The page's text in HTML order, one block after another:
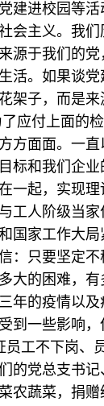
建进校园等
会主义。我
源于我们的
活。如果谈
架子，而是
应付上面的
方面面。一
标和我们企业
一起，实现
工人阶级当家
国家工作大
：只要坚定不
大的困难，有
年的疫情以
到一些影响
员工不下岗、
的党总支书
农蔬菜，捐赠